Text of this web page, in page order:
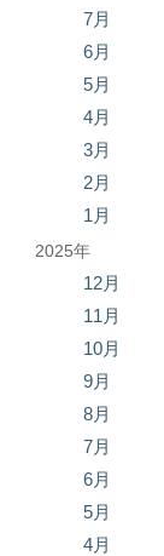
7月
6月
5月
4月
3月
2月
1月
2025年
12月
11月
10月
9月
8月
7月
6月
5月
4月